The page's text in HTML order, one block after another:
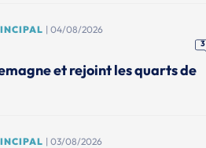
| 04/08/2026
3
et rejoint les quarts de
| 03/08/2026